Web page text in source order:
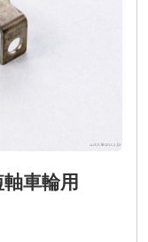
車輪用